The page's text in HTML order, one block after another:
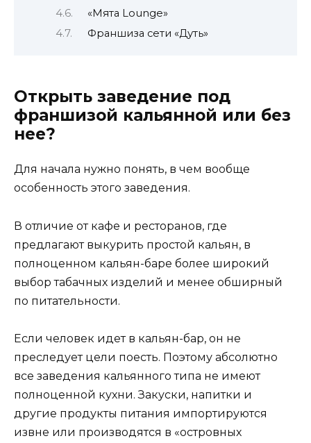
«Мята Lounge»
Франшиза сети «Дуть»
Открыть заведение под
франшизой кальянной или без
нее?
Для начала нужно понять, в чем вообще
особенность этого заведения.
В отличие от кафе и ресторанов, где
предлагают выкурить простой кальян, в
полноценном кальян-баре более широкий
выбор табачных изделий и менее обширный
по питательности.
Если человек идет в кальян-бар, он не
преследует цели поесть. Поэтому абсолютно
все заведения кальянного типа не имеют
полноценной кухни. Закуски, напитки и
другие продукты питания импортируются
извне или производятся в «островных